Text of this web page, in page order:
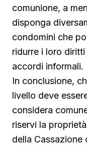
comunione, a
disponga
condomini che
ridurre i loro
accordi informali.
In conclusione,
livello deve
considera
riservi la
della Cassazione